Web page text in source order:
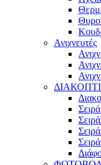
Ανιχνευτές